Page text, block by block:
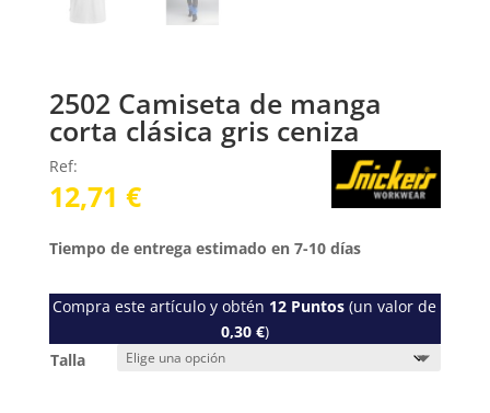
2502 Camiseta de manga
corta clásica gris ceniza
Ref:
12,71 €
Tiempo de entrega estimado en 7-10 días
Compra este artículo y obtén 12 Puntos (un valor de
0,30 €)
Talla